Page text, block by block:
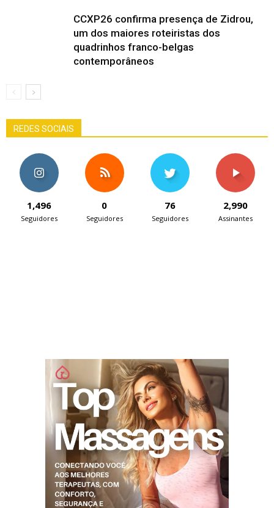
CCXP26 confirma presença de Zidrou,
um dos maiores roteiristas dos
quadrinhos franco-belgas
contemporâneos
REDES SOCIAIS
1,496
Seguidores
0
Seguidores
76
Seguidores
2,990
Assinantes